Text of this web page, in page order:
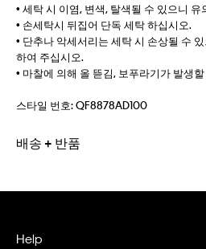
• 세탁 시 이염, 변색, 탈색될 수 있으니
• 손세탁시 뒤집어 단독 세탁 하십시오.
• 단추나 악세서리는 세탁 시 손상될 수
하여 주십시오.
• 마찰에 의해 올 뜯김, 보푸라기가 발생
스타일 번호:QF8878AD100
배송 + 반품
Help